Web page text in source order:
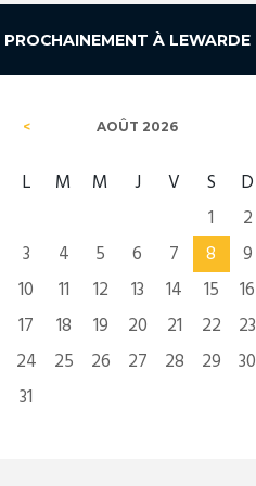
PROCHAINEMENT À LEWARDE
AOÛT 2026
L M M J V S
D
1
2
3
4 5 6 7 8
9
10
11 12 13 14 15
16
17
18 19 20 21 22
23
24
25 26 27 28 29
30
31